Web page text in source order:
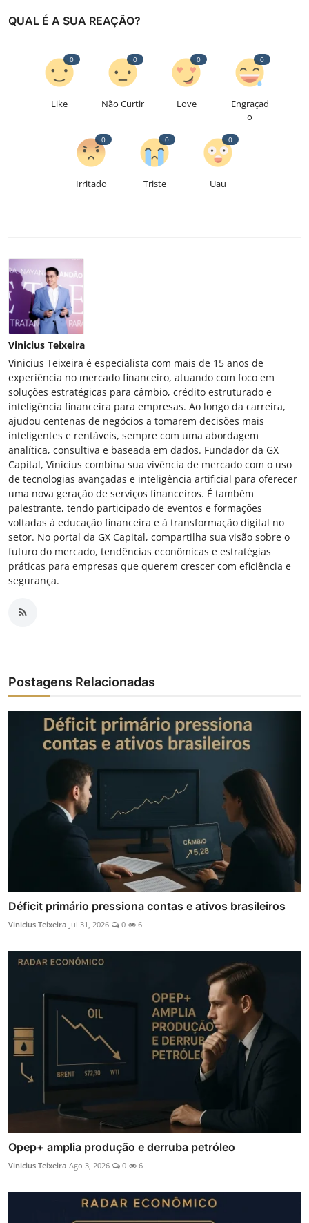
QUAL É A SUA REAÇÃO?
Like
0
Não Curtir
0
Love
0
Engraçad
o
0
Irritado
0
Triste
0
Uau
0
Vinicius Teixeira
Vinicius Teixeira é especialista com mais de 15 anos de
experiência no mercado financeiro, atuando com foco em
soluções estratégicas para câmbio, crédito estruturado e
inteligência financeira para empresas. Ao longo da carreira,
ajudou centenas de negócios a tomarem decisões mais
inteligentes e rentáveis, sempre com uma abordagem
analítica, consultiva e baseada em dados. Fundador da GX
Capital, Vinicius combina sua vivência de mercado com o uso
de tecnologias avançadas e inteligência artificial para oferecer
uma nova geração de serviços financeiros. É também
palestrante, tendo participado de eventos e formações
voltadas à educação financeira e à transformação digital no
setor. No portal da GX Capital, compartilha sua visão sobre o
futuro do mercado, tendências econômicas e estratégias
práticas para empresas que querem crescer com eficiência e
segurança.
Postagens Relacionadas
Déficit primário pressiona contas e ativos brasileiros
Vinicius Teixeira Jul 31, 2026 0 6
Opep+ amplia produção e derruba petróleo
Vinicius Teixeira Ago 3, 2026 0 6